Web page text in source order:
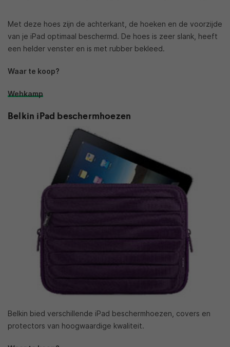
Met deze hoes zijn de achterkant, de hoeken en de voorzijde
van je iPad optimaal beschermd. De hoes is zeer slank, heeft
een helder venster en is met rubber bekleed.
Waar te koop?
Wehkamp
Belkin iPad beschermhoezen
Belkin bied verschillende iPad beschermhoezen, covers en
protectors van hoogwaardige kwaliteit.